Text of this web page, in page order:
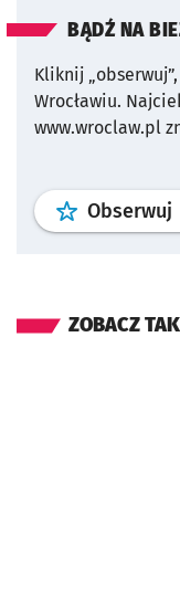
BĄDŹ NA
Kliknij
Wrocławiu.
www.wroclaw.pl
Obserwuj
ZOBACZ